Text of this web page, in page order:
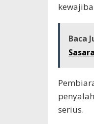
Baca
serius.